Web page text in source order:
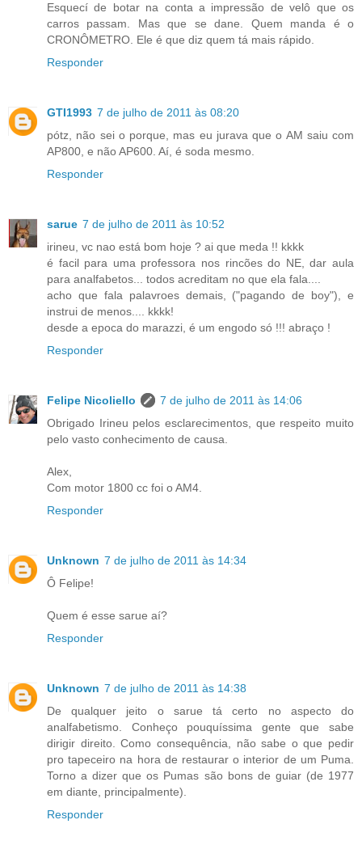
Esquecí de botar na conta a impressão de velô que os
carros passam. Mas que se dane. Quem manda é o
CRONÔMETRO. Ele é que diz quem tá mais rápido.
Responder
GTI1993 7 de julho de 2011 às 08:20
pótz, não sei o porque, mas eu jurava que o AM saiu com
AP800, e não AP600. Aí, é soda mesmo.
Responder
sarue 7 de julho de 2011 às 10:52
irineu, vc nao está bom hoje ? ai que meda !! kkkk
é facil para uma professora nos rincões do NE, dar aula
para analfabetos... todos acreditam no que ela fala....
acho que fala palavroes demais, ("pagando de boy"), e
instrui de menos.... kkkk!
desde a epoca do marazzi, é um engodo só !!! abraço !
Responder
Felipe Nicoliello
7 de julho de 2011 às 14:06
Obrigado Irineu pelos esclarecimentos, que respeito muito
pelo vasto conhecimento de causa.
Alex,
Com motor 1800 cc foi o AM4.
Responder
Unknown 7 de julho de 2011 às 14:34
Ô Felipe!
Quem é esse sarue aí?
Responder
Unknown 7 de julho de 2011 às 14:38
De qualquer jeito o sarue tá certo no aspecto do
analfabetismo. Conheço pouquíssima gente que sabe
dirigir direito. Como consequência, não sabe o que pedir
pro tapeceiro na hora de restaurar o interior de um Puma.
Torno a dizer que os Pumas são bons de guiar (de 1977
em diante, principalmente).
Responder